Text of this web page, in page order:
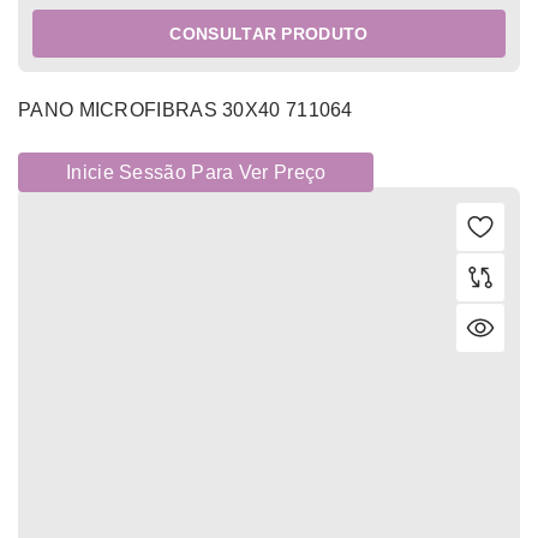
CONSULTAR PRODUTO
PANO MICROFIBRAS 30X40 711064
Inicie Sessão Para Ver Preço